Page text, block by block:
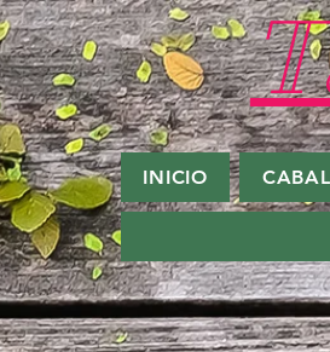
INICIO